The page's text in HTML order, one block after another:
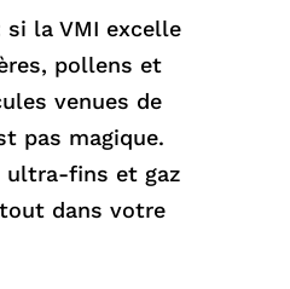
la VMI excelle
pollens et
venues de
pas magique.
ultra-fins et gaz
dans votre